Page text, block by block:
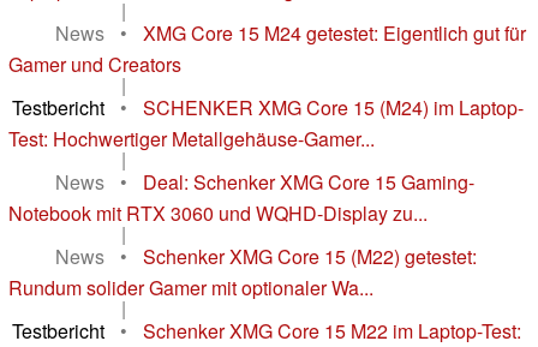
|
News
•
XMG Core 15 M24 getestet: Eigentlich gut für
Gamer und Creators
|
Testbericht
•
SCHENKER XMG Core 15 (M24) im Laptop-
Test: Hochwertiger Metallgehäuse-Gamer...
|
News
•
Deal: Schenker XMG Core 15 Gaming-
Notebook mit RTX 3060 und WQHD-Display zu...
|
News
•
Schenker XMG Core 15 (M22) getestet:
Rundum solider Gamer mit optionaler Wa...
|
Testbericht
•
Schenker XMG Core 15 M22 im Laptop-Test: